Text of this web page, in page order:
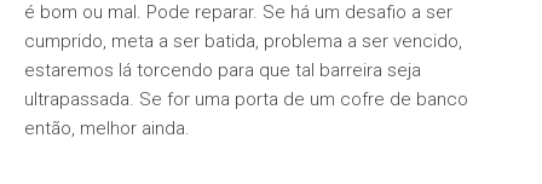
é bom ou mal. Pode reparar. Se há um desafio a ser
cumprido, meta a ser batida, problema a ser vencido,
estaremos lá torcendo para que tal barreira seja
ultrapassada. Se for uma porta de um cofre de banco
então, melhor ainda.